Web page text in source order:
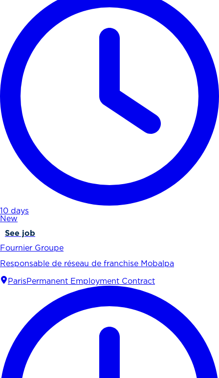
10 days
New
See job
Fournier Groupe
Responsable de réseau de franchise Mobalpa
Paris Permanent Employment Contract